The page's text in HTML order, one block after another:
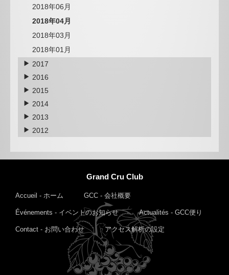
2018年06月
2018年04月
2018年03月
2018年01月
2017
2016
2015
2014
2013
2012
Grand Cru Club
Accueil - ホーム GCC - 会社概要
Événements - イベントのお知らせ Actualités - GCC便り
Contact - お問い合わせ アクセス解析の設定